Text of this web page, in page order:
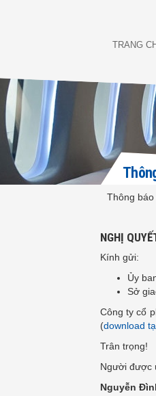
TRANG
Thông báo
NGHỊ
Kính gửi:
Ủy
Sở
Công ty cổ
(download
Trân trọng!
Người được
Nguyễn